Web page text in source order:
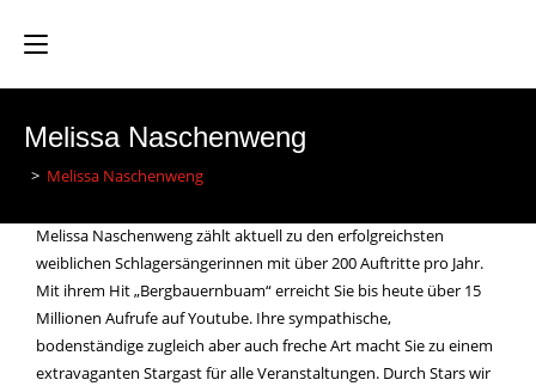
Melissa Naschenweng
> Melissa Naschenweng
Melissa Naschenweng zählt aktuell zu den erfolgreichsten
weiblichen Schlagersängerinnen mit über 200 Auftritte pro Jahr.
Mit ihrem Hit „Bergbauernbuam“ erreicht Sie bis heute über 15
Millionen Aufrufe auf Youtube. Ihre sympathische,
bodenständige zugleich aber auch freche Art macht Sie zu einem
extravaganten Stargast für alle Veranstaltungen. Durch Stars wir